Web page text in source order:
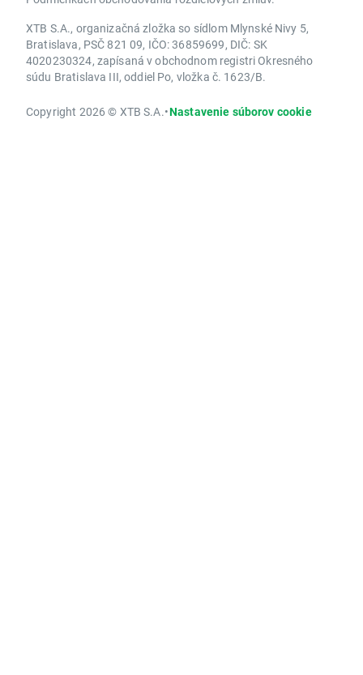
XTB S.A., organizačná zložka so sídlom Mlynské Nivy 5,
Bratislava, PSČ 821 09, IČO: 36859699, DIČ: SK
4020230324, zapísaná v obchodnom registri Okresného
súdu Bratislava III, oddiel Po, vložka č. 1623/B.
Copyright 2026 © XTB S.A.•Nastavenie súborov cookie